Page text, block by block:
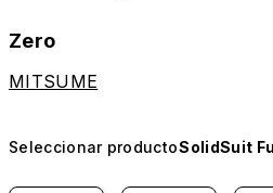
Zero
MITSUME
Seleccionar productoSolidSuit